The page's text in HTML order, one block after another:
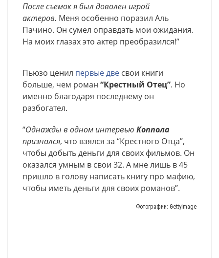
После съемок я был доволен игрой
актеров. Меня особенно поразил Аль
Пачино. Он сумел оправдать мои ожидания.
На моих глазах это актер преобразился!”
Пьюзо ценил первыедве свои книги
больше, чем роман “Крестный Отец”. Но
именно благодаря последнему он
разбогател.
“Однажды в одном интервью Коппола
признался, что взялся за “Крестного Отца”,
чтобы добыть деньги для своих фильмов. Он
оказался умным в свои 32. А мне лишь в 45
пришло в голову написать книгу про мафию,
чтобы иметь деньги для своих романов”.
Фотографии: GettyImage